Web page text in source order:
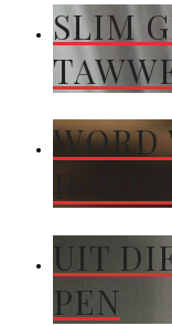
SLIM
WORD
UIT
PEN